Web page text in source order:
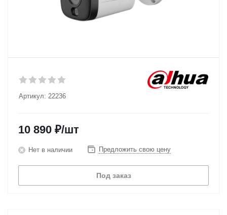
Артикул: 22236
10 890 ₽/шт
Нет в наличии Предложить свою цену
Под заказ